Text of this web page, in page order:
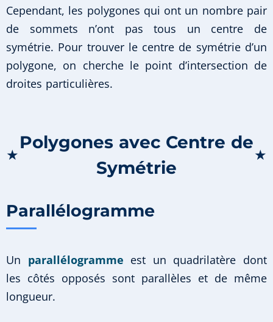
Cependant, les polygones qui ont un nombre pair
de sommets n’ont pas tous un centre de
symétrie. Pour trouver le centre de symétrie d’un
polygone, on cherche le point d’intersection de
droites particulières.
★
Polygones avec Centre de
Symétrie
★
Parallélogramme
Un parallélogramme est un quadrilatère dont
les côtés opposés sont parallèles et de même
longueur.